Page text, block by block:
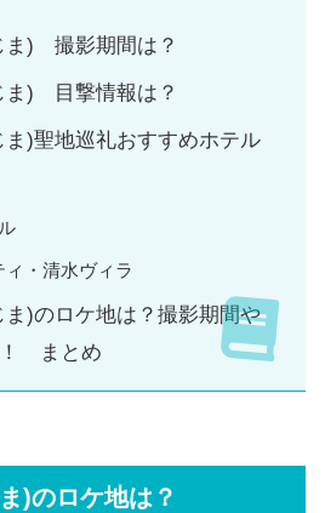
ま) 撮影期間は？
ま) 目撃情報は？
)聖地巡礼おすすめホテル
・清水ヴィラ
)のロケ地は？撮影期間や
！ まとめ
)のロケ地は？